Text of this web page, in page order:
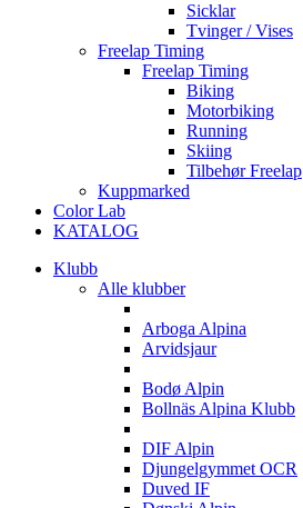
Sicklar
Tvinger / Vises
Freelap Timing
Freelap Timing
Biking
Motorbiking
Running
Skiing
Tilbehør Freelap
Kuppmarked
Color Lab
KATALOG
Klubb
Alle klubber
Arboga Alpina
Arvidsjaur
Bodø Alpin
Bollnäs Alpina Klubb
DIF Alpin
Djungelgymmet OCR
Duved IF